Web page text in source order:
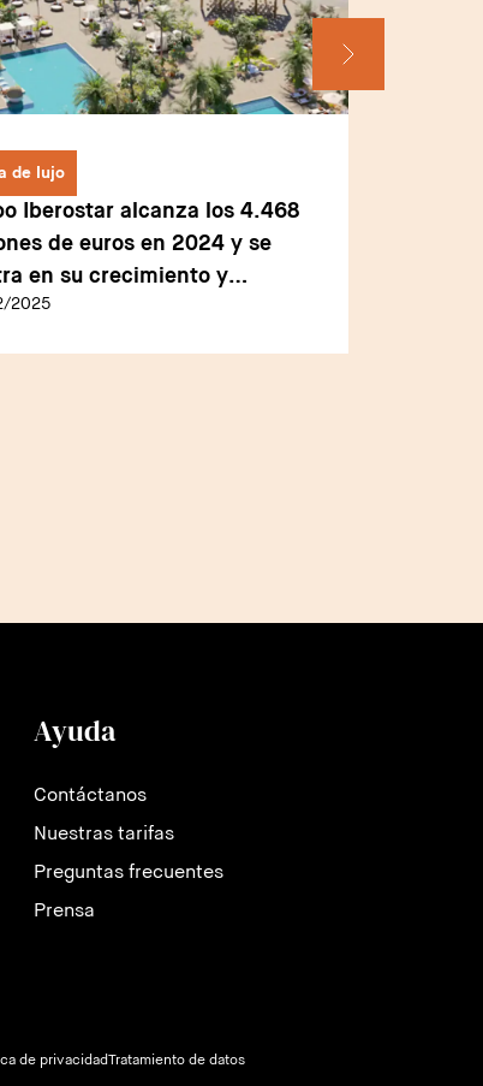
de lujo
Iberostar alcanza los 4.468
de euros en 2024 y se
en su crecimiento y
para 2025
2025
Ayuda
Contáctanos
Nuestras tarifas
Preguntas frecuentes
Prensa
de privacidadTratamiento de datos